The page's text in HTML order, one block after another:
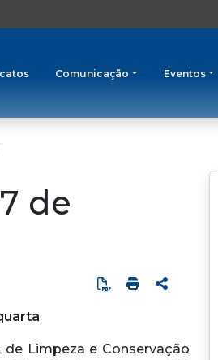
Comunicação Eventos
de
Limpeza e Conservação